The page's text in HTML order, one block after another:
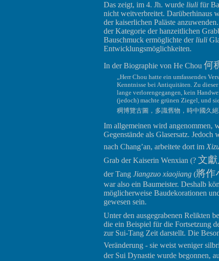
Das zeigt, im 4. Jh. wurde liuli für
nicht weitverbreitet. Darüberhinaus
der kaiserlichen Paläste
der Kategorie der hanzeitlichen
Bauschmuck ermöglichte der liuli
Entwicklungsmöglichkeiten.
In der Biographie von He Chou 何
„Herr Chou hatte ein umfassendes
Kenntnisse bei Antiquitäten. Zu
lange verlorengegangen, kein
(jedoch) machte grünen Ziegel, und
稠博覽古圖，多識舊物，時中國久
Im allgemeinen wird angenommen,
Gegenstände als Glasersatz.
nach Chang’an, arbeitete dort im
Grab der Kaiserin Wenxian (? 文
der Tang Jiangzuo xiaojiang (將作
war also ein Baumeister. Deshalb
möglicherweise Baudekorationen
gewesen sein.
Unter den ausgegrabenen Relikten
die ein Beispiel für die Fortsetzung
zur Sui-Tang Zeit darstellt. Die
Veränderung - sie weist weniger
der Sui Dynastie wurde begonnen,